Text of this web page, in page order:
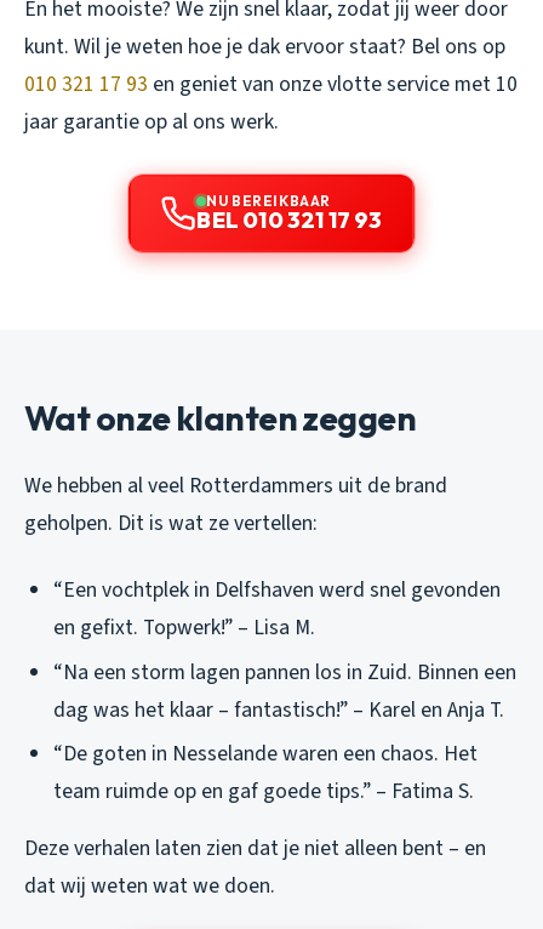
En het mooiste? We zijn snel klaar, zodat jij weer door
kunt. Wil je weten hoe je dak ervoor staat? Bel ons op
010 321 17 93 en geniet van onze vlotte service met 10
jaar garantie op al ons werk.
NU BEREIKBAAR
BEL 010 321 17 93
Wat onze klanten zeggen
We hebben al veel Rotterdammers uit de brand
geholpen. Dit is wat ze vertellen:
“Een vochtplek in Delfshaven werd snel gevonden
en gefixt. Topwerk!” – Lisa M.
“Na een storm lagen pannen los in Zuid. Binnen een
dag was het klaar – fantastisch!” – Karel en Anja T.
“De goten in Nesselande waren een chaos. Het
team ruimde op en gaf goede tips.” – Fatima S.
Deze verhalen laten zien dat je niet alleen bent – en
dat wij weten wat we doen.